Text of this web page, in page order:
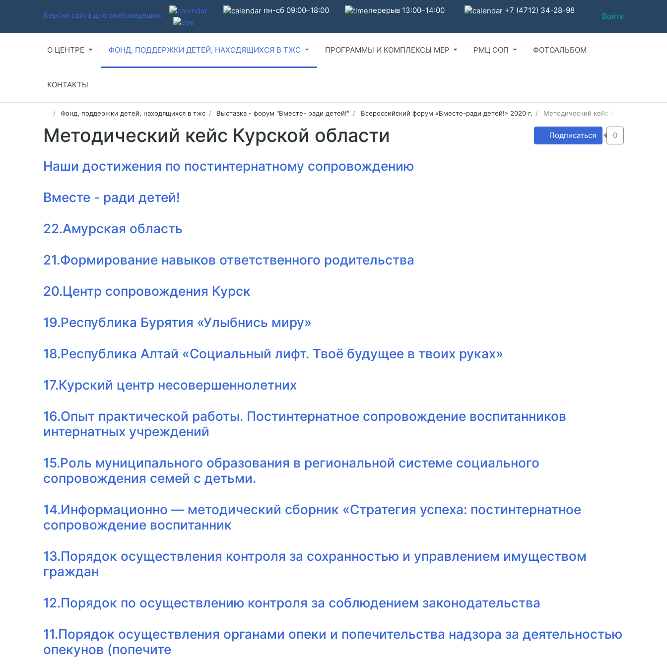
Версия сайта для слабовидящих
пн-сб 09:00–18:00 перерыв 13:00–14:00 +7 (4712) 34-28-98
Войти
О ЦЕНТРЕ ФОНД, ПОДДЕРЖКИ ДЕТЕЙ, НАХОДЯЩИХСЯ В ТЖС ПРОГРАММЫ И КОМПЛЕКСЫ МЕР РМЦ ООП ФОТОАЛЬБОМ
КОНТАКТЫ
Фонд, поддержки детей, находящихся в тжс Выставка - форум "Вместе- ради детей!" Всероссийский форум «Вместе-ради детей!» 2020 г. Методический кейс Курской области
Методический кейс Курской области Подписаться 0
Наши достижения по постинтернатному сопровождению
Вместе - ради детей!
22.Амурская область
21.Формирование навыков ответственного родительства
20.Центр сопровождения Курск
19.Республика Бурятия «Улыбнись миру»
18.Республика Алтай «Социальный лифт. Твоё будущее в твоих руках»
17.Курский центр несовершеннолетних
16.Опыт практической работы. Постинтернатное сопровождение воспитанников
интернатных учреждений
15.Роль муниципального образования в региональной системе социального
сопровождения семей с детьми.
14.Информационно — методический сборник «Стратегия успеха: постинтернатное
сопровождение воспитанник
13.Порядок осуществления контроля за сохранностью и управлением имуществом
граждан
12.Порядок по осуществлению контроля за соблюдением законодательства
11.Порядок осуществления органами опеки и попечительства надзора за деятельностью
опекунов (попечите